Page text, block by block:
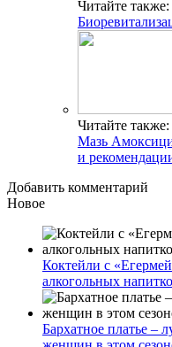
Читайте также:
Читайте также:
Мазь
и
Добавить комментарий
Новое
Коктейли с
алкогольных
Бархатное платье –